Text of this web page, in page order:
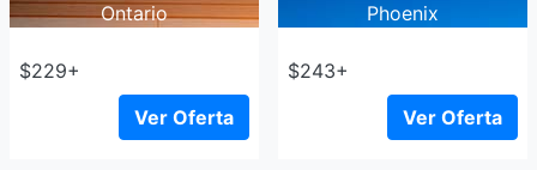
Ontario
$229+
Ver Oferta
Phoenix
$243+
Ver Oferta